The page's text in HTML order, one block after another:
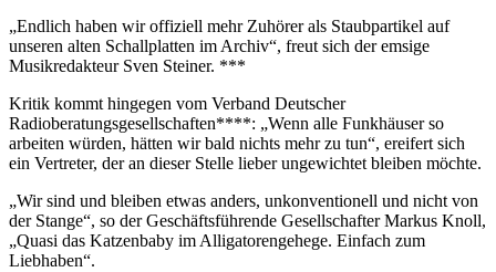
„Endlich haben wir offiziell mehr Zuhörer als Staubpartikel auf
unseren alten Schallplatten im Archiv“, freut sich der emsige
Musikredakteur Sven Steiner. ***
Kritik kommt hingegen vom Verband Deutscher
Radioberatungsgesellschaften****: „Wenn alle Funkhäuser so
arbeiten würden, hätten wir bald nichts mehr zu tun“, ereifert sich
ein Vertreter, der an dieser Stelle lieber ungewichtet bleiben möchte.
„Wir sind und bleiben etwas anders, unkonventionell und nicht von
der Stange“, so der Geschäftsführende Gesellschafter Markus Knoll,
„Quasi das Katzenbaby im Alligatorengehege. Einfach zum
Liebhaben“.